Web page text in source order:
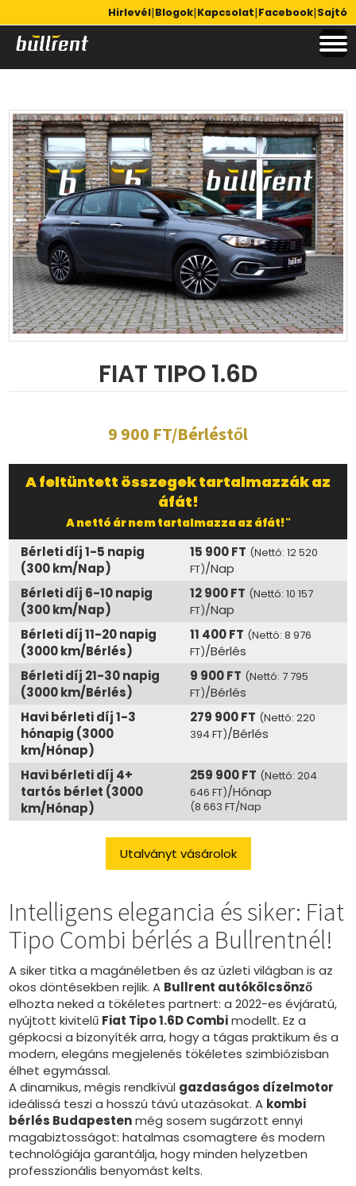
Hirlevél|Blogok|Kapcsolat|Facebook|Sajtó
FIAT TIPO 1.6D
9 900 FT/Bérléstől
A feltüntett összegek tartalmazzák az
áfát!
A nettó ár nem tartalmazza az áfát!"
Bérleti díj 1-5 napig
(300 km/Nap)
15 900 FT (Nettó: 12 520
FT)/Nap
Bérleti díj 6-10 napig
(300 km/Nap)
12 900 FT (Nettó: 10 157
FT)/Nap
Bérleti díj 11-20 napig
(3000 km/Bérlés)
11 400 FT (Nettó: 8 976
FT)/Bérlés
Bérleti díj 21-30 napig
(3000 km/Bérlés)
9 900 FT (Nettó: 7 795
FT)/Bérlés
Havi bérleti díj 1-3
hónapig (3000
km/Hónap)
279 900 FT (Nettó: 220
394 FT)/Bérlés
Havi bérleti díj 4+
tartós bérlet (3000
km/Hónap)
259 900 FT (Nettó: 204
646 FT)/Hónap
(8 663 FT/Nap
Utalványt vásárolok
Intelligens elegancia és siker: Fiat
Tipo Combi bérlés a Bullrentnél!
A siker titka a magánéletben és az üzleti világban is az
okos döntésekben rejlik. A Bullrent autókölcsönző
elhozta neked a tökéletes partnert: a 2022-es évjáratú,
nyújtott kivitelű Fiat Tipo 1.6D Combimodellt. Ez a
gépkocsi a bizonyíték arra, hogy a tágas praktikum és a
modern, elegáns megjelenés tökéletes szimbiózisban
élhet egymással.
A dinamikus, mégis rendkívül gazdaságos dízelmotor
ideálissá teszi a hosszú távú utazásokat. A kombi
bérlés Budapestenmég sosem sugárzott ennyi
magabiztosságot: hatalmas csomagtere és modern
technológiája garantálja, hogy minden helyzetben
professzionális benyomást kelts.